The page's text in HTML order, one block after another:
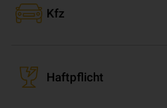
Kfz
Haftpflicht